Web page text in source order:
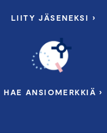
LIITY JÄSENEKSI ›
HAE ANSIOMERKKIÄ ›